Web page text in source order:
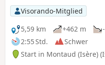
Visorando-Mitglied
5,59 km
+462 m
2:55 Std.
Schwer
Start in Montaud (Isère)